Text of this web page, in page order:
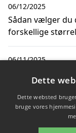
Sådan vælger du
forskellige
06/12/2025
sideborde og
06/11/2025
Dette
Dette websted
bruge vores